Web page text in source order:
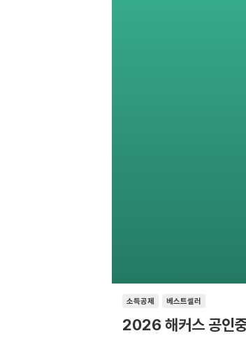
소득공제 베스트셀러
2026 해커스 공인